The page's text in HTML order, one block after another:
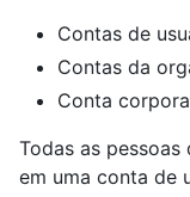
Contas de
Contas da
Conta
Todas as
em uma conta de